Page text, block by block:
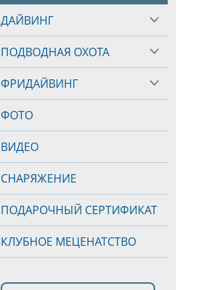
ДАЙВИНГ
ПОДВОДНАЯ ОХОТА
ФРИДАЙВИНГ
ФОТО
ВИДЕО
СНАРЯЖЕНИЕ
ПОДАРОЧНЫЙ СЕРТИФИКАТ
КЛУБНОЕ МЕЦЕНАТСТВО